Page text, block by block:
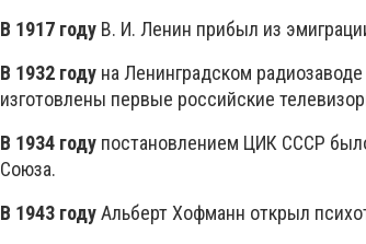
В 1917 году В. И. Ленин прибыл из
В 1932 году на Ленинградском
изготовлены первые российские
В 1934 году постановлением ЦИК СССР
Союза.
В 1943 годуАльберт Хофманн открыл